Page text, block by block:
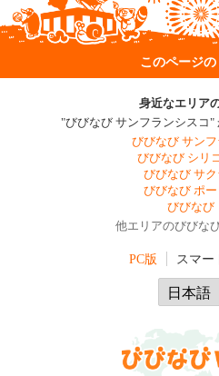
このページ
身近なエリア
"びびなび サンフランシスコ"
びびなび サン
びびなび シリ
びびなび サク
びびなび ポ
びびなび
他エリアのびびな
PC版 スマー